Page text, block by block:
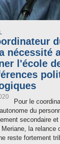
nécessité
l'école
Pour le
du
secondaire
Meriane, la relance
reste fortement